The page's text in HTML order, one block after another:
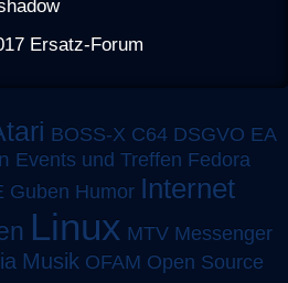
Ersatz-Forum
BOSS-X C64 DSGVO EA
Events und Treffen Fedora
Guben Humor Internet
Linux MTV Messenger
Musik OFAM Open Source